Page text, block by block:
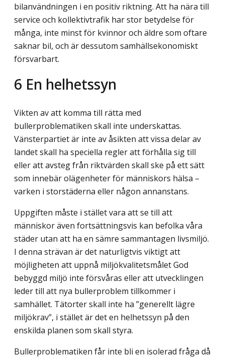
bilanvändningen i en positiv riktning. Att ha nära till
service och kollektivtrafik har stor betydelse för
många, inte minst för kvinnor och äldre som oftare
saknar bil, och är dessutom samhällsekonomiskt
försvarbart.
6 En helhetssyn
Vikten av att komma till rätta med
bullerproblematiken skall inte underskattas.
Vänsterpartiet är inte av åsikten att vissa delar av
landet skall ha speciella regler att förhålla sig till
eller att avsteg från riktvärden skall ske på ett sätt
som innebär olägenheter för människors hälsa –
varken i storstäderna eller någon annanstans.
Uppgiften måste i stället vara att se till att
människor även fortsättningsvis kan befolka våra
städer utan att ha en sämre sammantagen livsmiljö.
I denna strävan är det naturligtvis viktigt att
möjligheten att uppnå miljökvalitetsmålet God
bebyggd miljö inte försvåras eller att utvecklingen
leder till att nya bullerproblem tillkommer i
samhället. Tätorter skall inte ha ”generellt lägre
miljökrav”, i stället är det en helhetssyn på den
enskilda planen som skall styra.
Bullerproblematiken får inte bli en isolerad fråga då